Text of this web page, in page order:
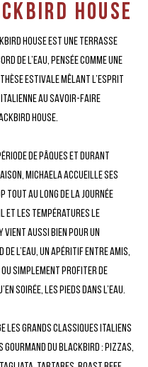
HOUSE
HOUSE est une terrasse
de l’eau, pensée comme une
estivale mêlant l’esprit
au savoir-faire
House.
de Pâques et durant
Michaela accueille ses
tout au long de la journée
et les températures le
vient aussi bien pour un
de l’eau, un apéritif entre amis,
simplement profiter de
soirée, les pieds dans l’eau.
les grands classiques italiens
gourmand du Blackbird : pizzas,